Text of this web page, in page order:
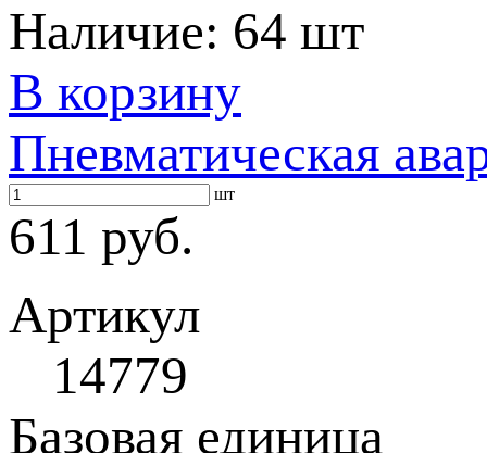
Наличие: 64 шт
В корзину
Пневматическая
шт
611 руб.
Артикул
14779
Базовая единица